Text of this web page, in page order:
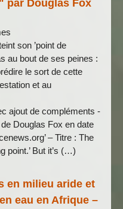
par Douglas Fox
son ’point de
au bout de ses peines :
le sort de cette
et au
ajout de compléments -
Douglas Fox en date
– Titre : The
point.’ But it’s (…)
en milieu aride et
eau en Afrique –